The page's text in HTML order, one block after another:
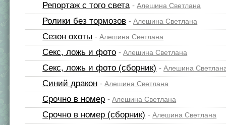
Репортаж с того света -Алешина Светлана
Ролики без тормозов -Алешина Светлана
Сезон охоты -Алешина Светлана
Секс, ложь и фото -Алешина Светлана
Секс, ложь и фото (сборник) -Алешина
Синий дракон -Алешина Светлана
Срочно в номер -Алешина Светлана
Срочно в номер (сборник) -Алешина Светлана